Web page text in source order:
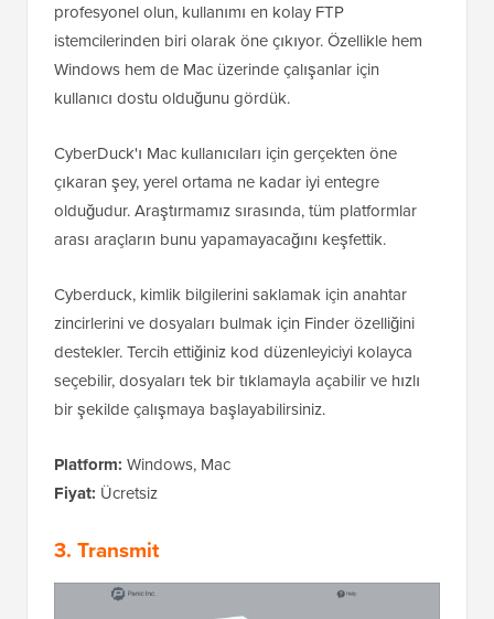
profesyonel olun, kullanımı en kolay FTP
istemcilerinden biri olarak öne çıkıyor. Özellikle hem
Windows hem de Mac üzerinde çalışanlar için
kullanıcı dostu olduğunu gördük.
CyberDuck'ı Mac kullanıcıları için gerçekten öne
çıkaran şey, yerel ortama ne kadar iyi entegre
olduğudur. Araştırmamız sırasında, tüm platformlar
arası araçların bunu yapamayacağını keşfettik.
Cyberduck, kimlik bilgilerini saklamak için anahtar
zincirlerini ve dosyaları bulmak için Finder özelliğini
destekler. Tercih ettiğiniz kod düzenleyiciyi kolayca
seçebilir, dosyaları tek bir tıklamayla açabilir ve hızlı
bir şekilde çalışmaya başlayabilirsiniz.
Platform: Windows, Mac
Fiyat: Ücretsiz
3. Transmit